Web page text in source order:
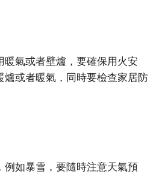
暖氣或者壁爐，要確保用火安
爐或者暖氣，同時要檢查家居防
例如暴雪，要隨時注意天氣預